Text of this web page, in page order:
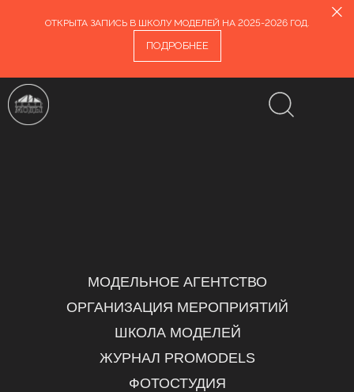
ОТКРЫТА ЗАПИСЬ В ШКОЛУ МОДЕЛЕЙ НА 2025-2026 ГОД.
ПОДРОБНЕЕ
МОДЕЛЬНОЕ АГЕНТСТВО
ОРГАНИЗАЦИЯ МЕРОПРИЯТИЙ
ШКОЛА МОДЕЛЕЙ
ЖУРНАЛ PROMODELS
ФОТОСТУДИЯ